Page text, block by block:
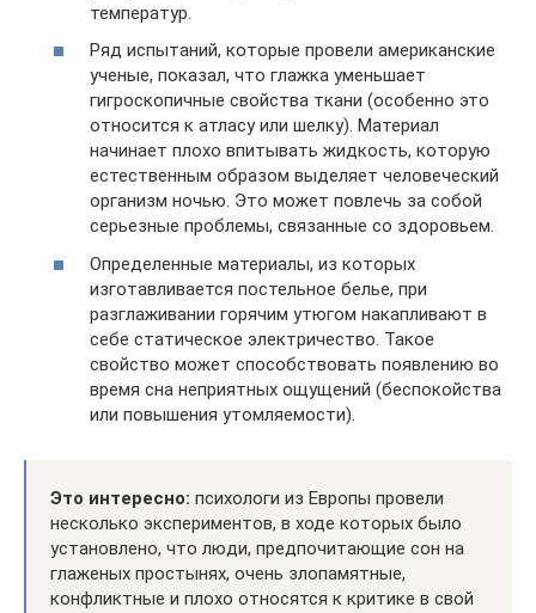
температур.
Ряд испытаний, которые провели американские
ученые, показал, что глажка уменьшает
гигроскопичные свойства ткани (особенно это
относится к атласу или шелку). Материал
начинает плохо впитывать жидкость, которую
естественным образом выделяет человеческий
организм ночью. Это может повлечь за собой
серьезные проблемы, связанные со здоровьем.
Определенные материалы, из которых
изготавливается постельное белье, при
разглаживании горячим утюгом накапливают в
себе статическое электричество. Такое
свойство может способствовать появлению во
время сна неприятных ощущений (беспокойства
или повышения утомляемости).
Это интересно: психологи из Европы провели
несколько экспериментов, в ходе которых было
установлено, что люди, предпочитающие сон на
глаженых простынях, очень злопамятные,
конфликтные и плохо относятся к критике в свой